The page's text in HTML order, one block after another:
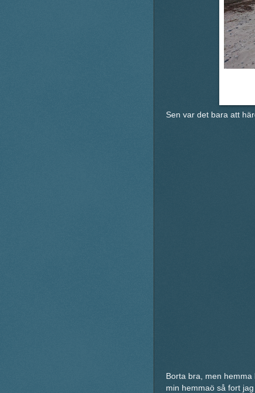
Sen var det bara att
Borta bra, men
min hemmaö så fort jag